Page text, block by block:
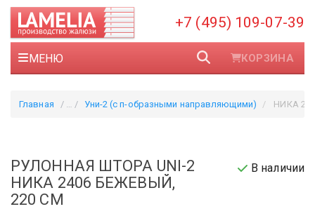
+7 (495) 109-07-39
МЕНЮ КОРЗИНА
Главная Уни-2 (с п-образными направляющими) НИКА
РУЛОННАЯ ШТОРА UNI-2
НИКА 2406 БЕЖЕВЫЙ,
220 СМ
В наличии